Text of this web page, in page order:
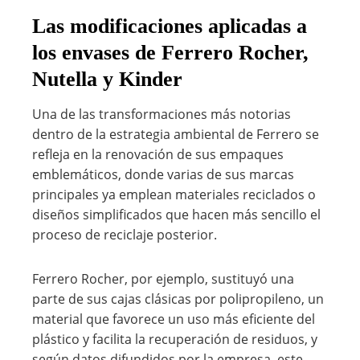
Las modificaciones aplicadas a
los envases de Ferrero Rocher,
Nutella y Kinder
Una de las transformaciones más notorias
dentro de la estrategia ambiental de Ferrero se
refleja en la renovación de sus empaques
emblemáticos, donde varias de sus marcas
principales ya emplean materiales reciclados o
diseños simplificados que hacen más sencillo el
proceso de reciclaje posterior.
Ferrero Rocher, por ejemplo, sustituyó una
parte de sus cajas clásicas por polipropileno, un
material que favorece un uso más eficiente del
plástico y facilita la recuperación de residuos, y